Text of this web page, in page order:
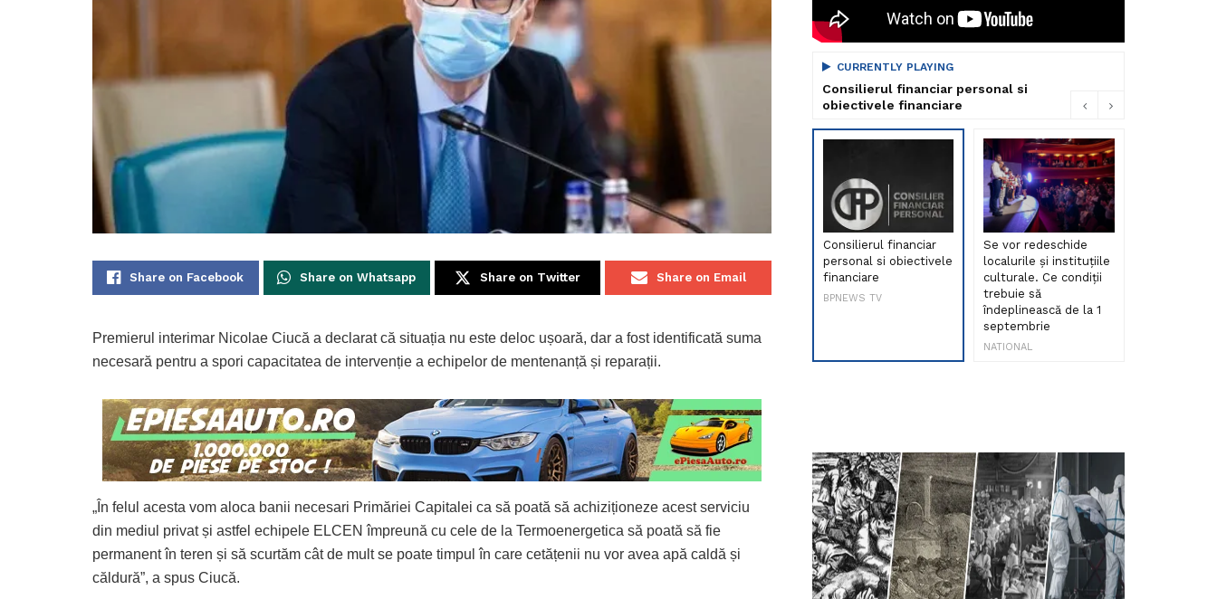
Share on Facebook Share on Whatsapp Share on Twitter Share on Email
Premierul interimar Nicolae Ciucă a declarat că situația nu este deloc ușoară, dar a fost identificată suma
necesară pentru a spori capacitatea de intervenție a echipelor de mentenanță și reparații.
„În felul acesta vom aloca banii necesari Primăriei Capitalei ca să poată să achiziționeze acest serviciu
din mediul privat și astfel echipele ELCEN împreună cu cele de la Termoenergetica să poată să fie
permanent în teren și să scurtăm cât de mult se poate timpul în care cetățenii nu vor avea apă caldă și
căldură”, a spus Ciucă.
CURRENTLY PLAYING
Consilierul financiar personal si
obiectivele financiare
Consilierul financiar
personal si obiectivele
financiare
BPNEWS TV
Se vor redeschide
localurile și instituțiile
culturale. Ce condiții
trebuie să
îndeplinească de la 1
septembrie
NATIONAL